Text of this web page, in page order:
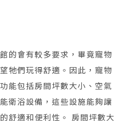
的會有較多要求，畢竟寵物
牠們玩得舒適。因此，寵物
能包括房間坪數大小、空氣
衛浴設備，這些設施能夠讓
舒適和便利性。 房間坪數大